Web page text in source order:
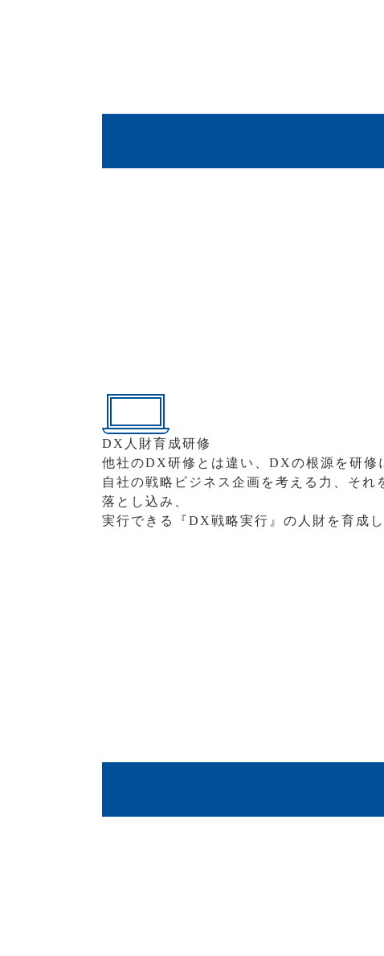
DX人財育成研修
他社のDX研修とは違い、DXの根源を研修
自社の戦略ビジネス企画を考える力、そ
落とし込み、
実行できる『DX戦略実行』の人財を育成し